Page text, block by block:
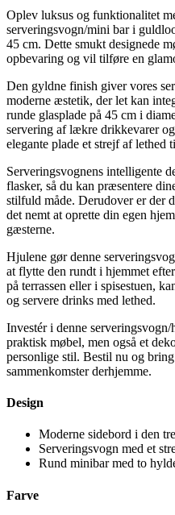
Oplev luksus og funktionalitet
serveringsvogn/mini bar i
45 cm. Dette smukt designede
opbevaring og vil tilføre en
Den gyldne finish giver vores
moderne æstetik, der let kan
runde glasplade på 45 cm i
servering af lækre drikkevarer
elegante plade et strejf af lethed
Serveringsvognens intelligente
flasker, så du kan præsentere
stilfuld måde. Derudover er der
det nemt at oprette din egen
gæsterne.
Hjulene gør denne
at flytte den rundt i hjemmet
på terrassen eller i spisestuen,
og servere drinks med lethed.
Investér i denne
praktisk møbel, men også et
personlige stil. Bestil nu og
sammenkomster derhjemme.
Design
Moderne sidebord i den
Serveringsvogn med et
Rund minibar med to
Farve